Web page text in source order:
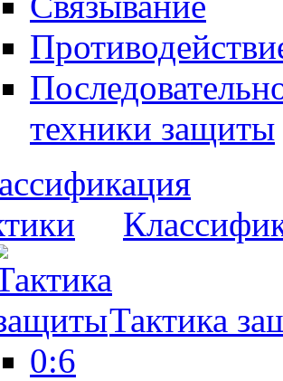
техники защиты
Тактика
0:6